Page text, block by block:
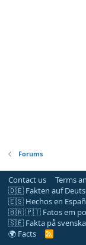
Forums
Contact us Terms
🇩🇪 Fakten auf
🇪🇸 Hechos en
🇧🇷 🇵🇹 Fatos em
🇸🇪 Fakta på svenska
🌍 Facts
R